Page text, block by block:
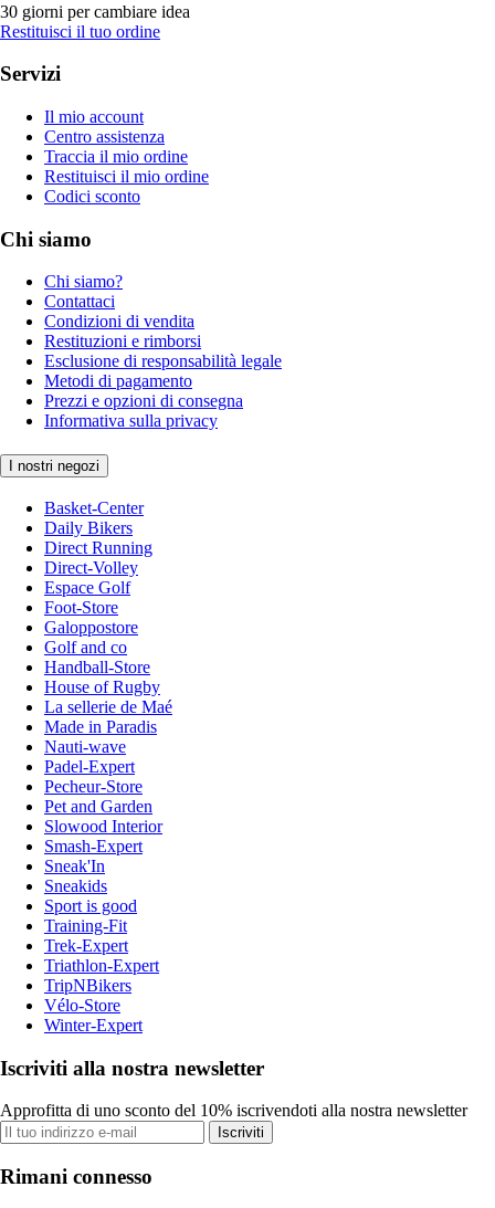
30 giorni per cambiare idea
Restituisci il tuo ordine
Servizi
Il mio account
Centro assistenza
Traccia il mio ordine
Restituisci il mio ordine
Codici sconto
Chi siamo
Chi siamo?
Contattaci
Condizioni di vendita
Restituzioni e rimborsi
Esclusione di responsabilità legale
Metodi di pagamento
Prezzi e opzioni di consegna
Informativa sulla privacy
I nostri negozi
Basket-Center
Daily Bikers
Direct Running
Direct-Volley
Espace Golf
Foot-Store
Galoppostore
Golf and co
Handball-Store
House of Rugby
La sellerie de Maé
Made in Paradis
Nauti-wave
Padel-Expert
Pecheur-Store
Pet and Garden
Slowood Interior
Smash-Expert
Sneak'In
Sneakids
Sport is good
Training-Fit
Trek-Expert
Triathlon-Expert
TripNBikers
Vélo-Store
Winter-Expert
Iscriviti alla nostra newsletter
Approfitta di uno sconto del 10% iscrivendoti alla nostra newsletter
Iscriviti
Rimani connesso